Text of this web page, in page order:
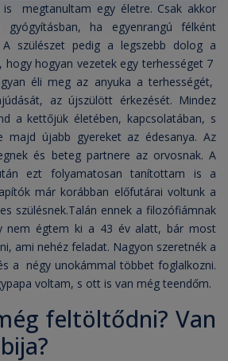
is megtanultam egy életre. Csak akkor
gyógyításban, ha egyenrangú félként
szülészet pedig a legszebb dolog a
hogy hogyan vezetek egy terhességet 7
éli meg az anyuka a terhességét,
az újszülött érkezését. Mindez
a kettőjük életében, kapcsolatában, s
majd újabb gyereket az édesanya. Az
és beteg partnere az orvosnak. A
ezt folyamatosan tanítottam is a
már korábban előfutárai voltunk a
szülésnek.Talán ennek a filozófiámnak
nem égtem ki a 43 év alatt, bár most
ami nehéz feladat. Nagyon szeretnék a
a négy unokámmal többet foglalkozni.
voltam, s ott is van még teendőm.
feltöltődni? Van